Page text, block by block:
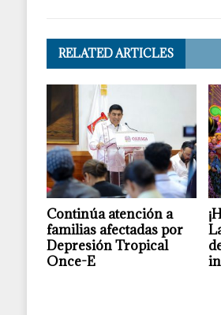
RELATED ARTICLES
Continúa atención a
familias afectadas por
Depresión Tropical
Once-E